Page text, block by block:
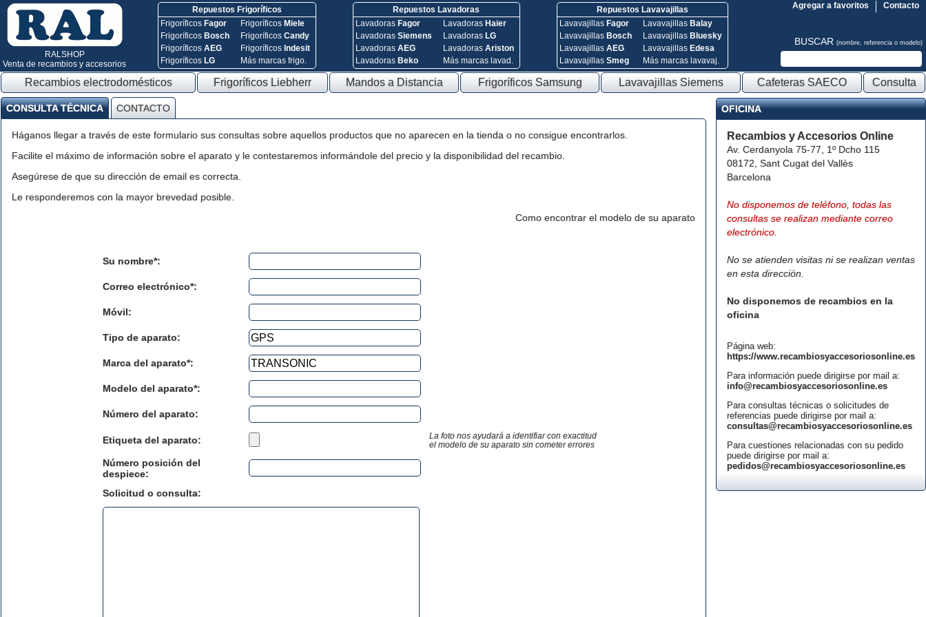
RALSHOP
Venta de recambios y accesorios
Repuestos Frigoríficos
Frigoríficos Fagor
Frigoríficos Bosch
FrigoríficosAEG
Frigoríficos LG
Frigoríficos Miele
FrigoríficosCandy
Frigoríficos Indesit
Más marcas frigo.
Repuestos Lavadoras
Lavadoras Fagor
Lavadoras Siemens
Lavadoras AEG
Lavadoras Beko
Lavadoras Haier
Lavadoras LG
Lavadoras Ariston
Más marcas lavad.
Repuestos Lavavajillas
Lavavajillas Fagor
Lavavajillas Bosch
Lavavajillas AEG
Lavavajillas Smeg
Lavavajillas Balay
Lavavajillas Bluesky
Lavavajillas Edesa
Más marcas lavavaj.
Contacto
Agregar a favoritos
BUSCAR (nombre, referencia o modelo)
Recambios electrodomésticos Frigoríficos Liebherr Mandos a Distancia Frigoríficos Samsung Lavavajillas Siemens Cafeteras SAECO Consulta
CONSULTA TÉCNICA CONTACTO
Háganos llegar a través de este formulario sus consultas sobre aquellos productos que no aparecen en la tienda o no consigue encontrarlos.
Facilite el máximo de información sobre el aparato y le contestaremos informándole del precio y la disponibilidad del recambio.
Asegúrese de que su dirección de email es correcta.
Le responderemos con la mayor brevedad posible.
Como encontrar el modelo de su aparato
Su nombre*:
Correo electrónico*:
Móvil:
Tipo de aparato:
Marca del aparato*:
Modelo del aparato*:
Número del aparato:
Etiqueta del aparato:
La foto nos ayudará a identifiar con exactitud
el modelo de su aparato sin cometer errores
Número posición del
despiece:
Solicitud o consulta:
OFICINA
Recambios y Accesorios Online
Av. Cerdanyola 75-77, 1º Dcho 115
08172, Sant Cugat del Vallès
Barcelona
No disponemos de teléfono, todas las
consultas se realizan mediante correo
electrónico.
No se atienden visitas ni se realizan ventas
en esta dirección.
No disponemos de recambios en la
oficina
Página web:
https://www.recambiosyaccesoriosonline.es
Para información puede dirigirse por mail a:
info@recambiosyaccesoriosonline.es
Para consultas técnicas o solicitudes de
referencias puede dirigirse por mail a:
consultas@recambiosyaccesoriosonline.es
Para cuestiones relacionadas con su pedido
puede dirigirse por mail a:
pedidos@recambiosyaccesoriosonline.es